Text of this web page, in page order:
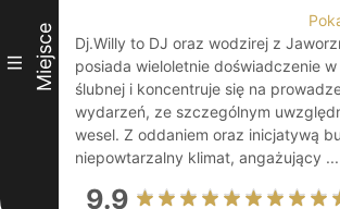
III Miejsce
Dj.Willy to DJ oraz wodzirej z
posiada wieloletnie doświadczenie
ślubnej i koncentruje się na
wydarzeń, ze szczególnym
wesel. Z oddaniem oraz inicjatywą
niepowtarzalny klimat, angażujący ...
9.9